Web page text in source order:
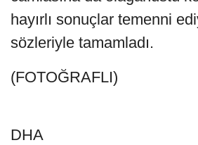
hayırlı sonuçlar temenni
sözleriyle tamamladı.
(FOTOĞRAFLI)
DHA